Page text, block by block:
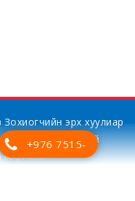
эрх хуулиар
хориотой
софт ХХК
+976 7515-